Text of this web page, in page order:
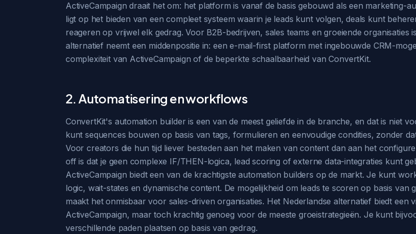
ActiveCampaign draait het om: het platform is vanaf de basis gebouwd als een marketing-
ligt op het bieden van een compleet systeem waarin je leads kunt volgen, deals kunt
reageren op vrijwel elk gedrag. Voor B2B-bedrijven, sales teams en groeiende organisaties
alternatief neemt een middenpositie in: een e-mail-first platform met ingebouwde CRM-
complexiteit van ActiveCampaign of de beperkte schaalbaarheid van ConvertKit.
2. Automatisering en workflows
ConvertKit's automation builder is een van de meest geliefde in de branche, en dat is niet
kunt sequences bouwen op basis van tags, formulieren en eenvoudige condities, zonder
Voor creators die hun tijd liever besteden aan het maken van content dan aan het
off is dat je geen complexe IF/THEN-logica, lead scoring of externe data-integraties kunt
ActiveCampaign biedt een van de krachtigste automation builders op de markt. Je kunt
logic, wait-states en dynamische content. De mogelijkheid om leads te scoren op basis van
maakt het onmisbaar voor sales-driven organisaties. Het Nederlandse alternatief biedt een
ActiveCampaign, maar toch krachtig genoeg voor de meeste groeistrategieën. Je kunt
verschillende paden plaatsen op basis van gedrag.